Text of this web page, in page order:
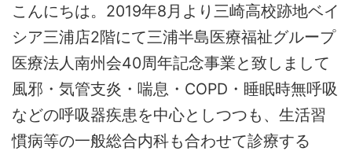
こんにちは。2019年8月より三崎高校跡地ベイ
シア三浦店2階にて三浦半島医療福祉グループ
医療法人南州会40周年記念事業と致しまして
風邪・気管支炎・喘息・COPD・睡眠時無呼吸
などの呼吸器疾患を中心としつつも、生活習
慣病等の一般総合内科も合わせて診療する